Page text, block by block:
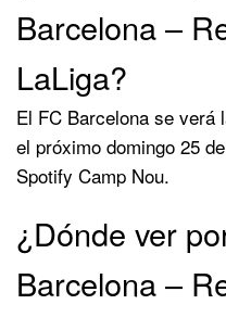
Barcelona –
LaLiga?
El FC Barcelona se verá
el próximo domingo 25
Spotify Camp Nou.
¿Dónde ver
Barcelona –